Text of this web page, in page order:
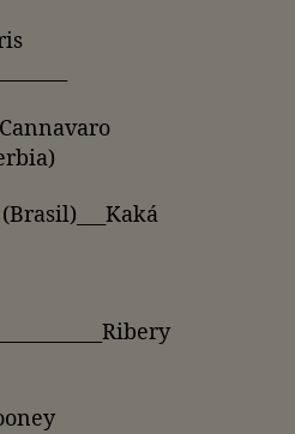
(Brasil)___Kaká